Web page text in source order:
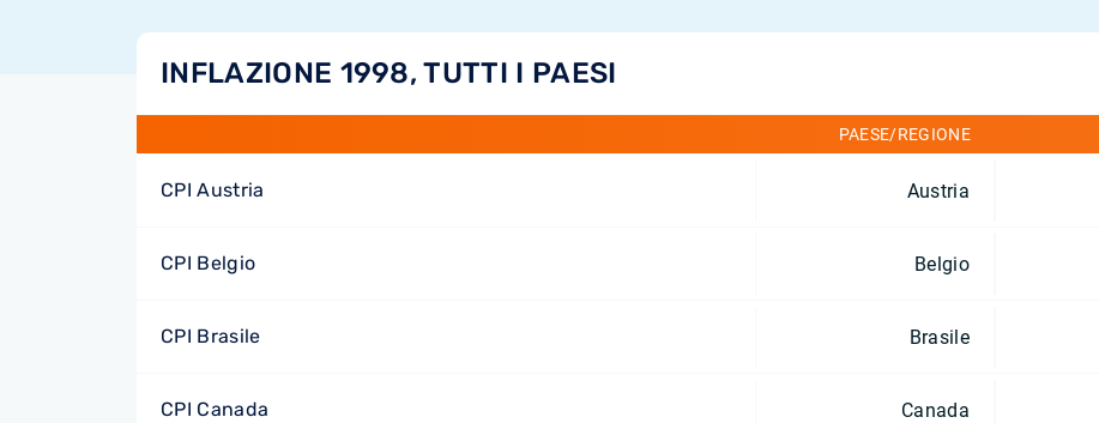
INFLAZIONE 1998, TUTTI I PAESI
PAESE/REGIONE
CPI Austria Austria
CPI Belgio Belgio
CPI Brasile Brasile
CPI Canada Canada